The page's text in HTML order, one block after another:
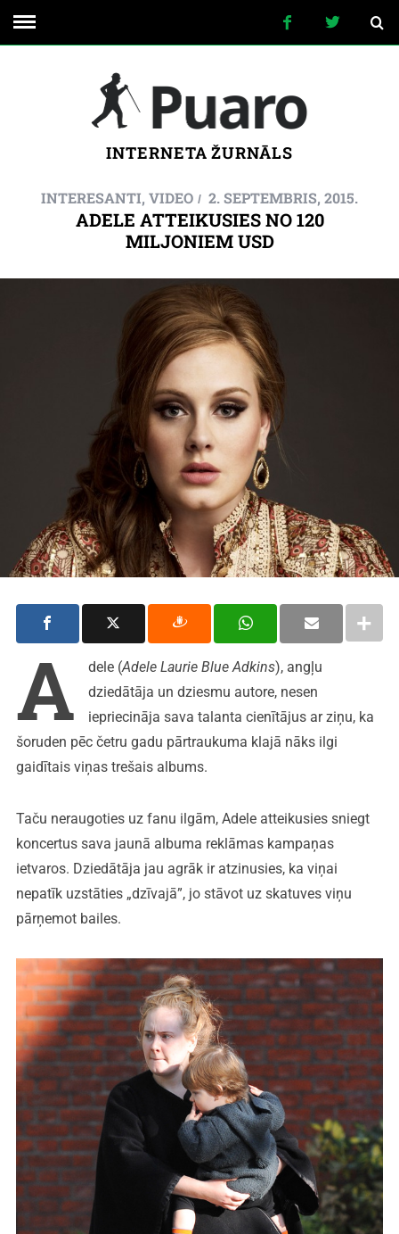
INTERNETA ŽURNĀLS
INTERESANTI, VIDEO 2. SEPTEMBRIS, 2015.
ADELE ATTEIKUSIES NO 120
MILJONIEM USD
A dele (Adele Laurie Blue Adkins), angļu
dziedātāja un dziesmu autore, nesen
iepriecināja sava talanta cienītājus ar ziņu, ka
šoruden pēc četru gadu pārtraukuma klajā nāks ilgi
gaidītais viņas trešais albums.
Taču neraugoties uz fanu ilgām, Adele atteikusies sniegt
koncertus sava jaunā albuma reklāmas kampaņas
ietvaros. Dziedātāja jau agrāk ir atzinusies, ka viņai
nepatīk uzstāties „dzīvajā”, jo stāvot uz skatuves viņu
pārņemot bailes.